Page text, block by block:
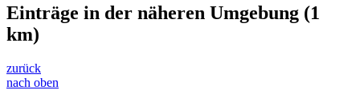
Einträge in der näheren Umgebung (1
km)
zurück
nach oben